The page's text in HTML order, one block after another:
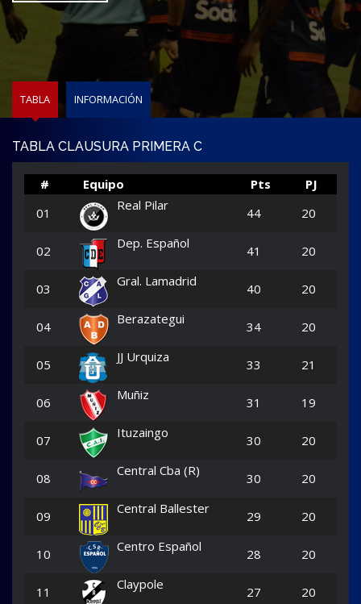
TABLA INFORMACIÓN
TABLA CLAUSURA PRIMERA C
# Equipo Pts
PJ
01
Real Pilar 44 20
02 Dep. Español 41 20
03 Gral. Lamadrid 40 20
04 Berazategui 34 20
05 JJ Urquiza 33 21
06 Muñiz 31 19
07 Ituzaingo 30 20
08 Central Cba (R) 30 20
09 Central Ballester 29 20
10 Centro Español 28 20
11 Claypole 27 20